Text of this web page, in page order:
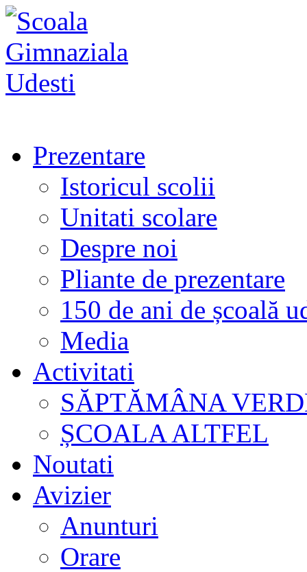
Prezentare
Istoricul scolii
Unitati scolare
Despre noi
Pliante de prezentare
150 de ani de școală
Media
Activitati
SĂPTĂMÂNA
ȘCOALA ALTFEL
Noutati
Avizier
Anunturi
Orare